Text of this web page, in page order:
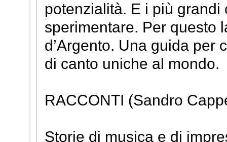
potenzialità. E i più
sperimentare. Per questo
d’Argento. Una guida per
di canto uniche al mondo.
RACCONTI (Sandro
Storie di musica e di